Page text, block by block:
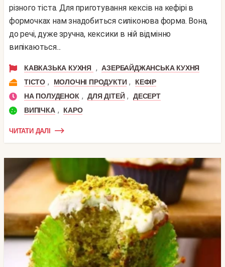
різного тіста. Для приготування кексів на кефірі в
формочках нам знадобиться силіконова форма. Вона,
до речі, дуже зручна, кексики в ній відмінно
випікаються...
КАВКАЗЬКА КУХНЯ , АЗЕРБАЙДЖАНСЬКА КУХНЯ
ТІСТО , МОЛОЧНІ ПРОДУКТИ ,
КЕФІР
НА ПОЛУДЕНОК , ДЛЯ ДІТЕЙ ,
ДЕСЕРТ
ВИПІЧКА , КАРО
ЧИТАТИ ДАЛІ